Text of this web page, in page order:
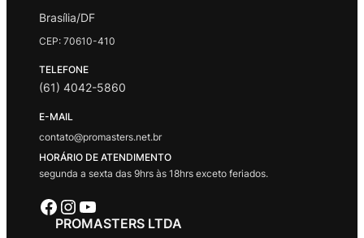
Brasília/DF
CEP: 70610-410
TELEFONE
(61) 4042-5860
E-MAIL
contato@promasters.net.br
HORÁRIO DE ATENDIMENTO
segunda a sexta das 9hrs às 18hrs exceto feriados.
Facebook Instagram Youtube
PROMASTERS LTDA